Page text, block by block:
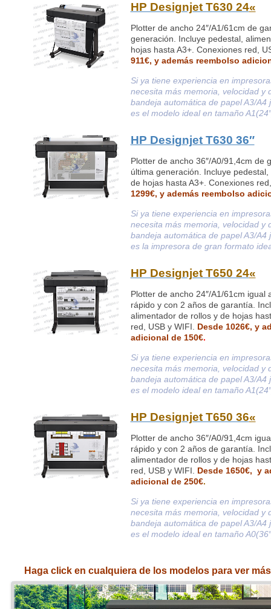
HP Designjet T630 24«
Plotter de ancho 24″/A1/61cm de
generación. Incluye pedestal,
hojas hasta A3+. Conexiones red,
911€, y además reembolso
Si ya tiene experiencia en
necesita más memoria, velocidad y
bandeja automática de papel A3/A4
es el modelo ideal en tamaño
HP Designjet T630 36″
Plotter de ancho 36″/A0/91,4cm de
última generación. Incluye
de hojas hasta A3+. Conexiones
1299€, y además reembolso
Si ya tiene experiencia en
necesita más memoria, velocidad y
bandeja automática de papel A3/A4
es la impresora de gran formato
HP Designjet T650 24«
Plotter de ancho 24″/A1/61cm igual
rápido y con 2 años de garantía.
alimentador de rollos y de hojas
red, USB y WIFI. Desde 1026€, y
adicional de 150€.
Si ya tiene experiencia en
necesita más memoria, velocidad y
bandeja automática de papel A3/A4
es el modelo ideal en tamaño
HP Designjet T650 36«
Plotter de ancho 36″/A0/91,4cm
rápido y con 2 años de garantía.
alimentador de rollos y de hojas
red, USB y WIFI. Desde 1650€, y
adicional de250€.
Si ya tiene experiencia en
necesita más memoria, velocidad y
bandeja automática de papel A3/A4
es el modelo ideal en tamaño
Haga click en cualquiera de los modelos para ver